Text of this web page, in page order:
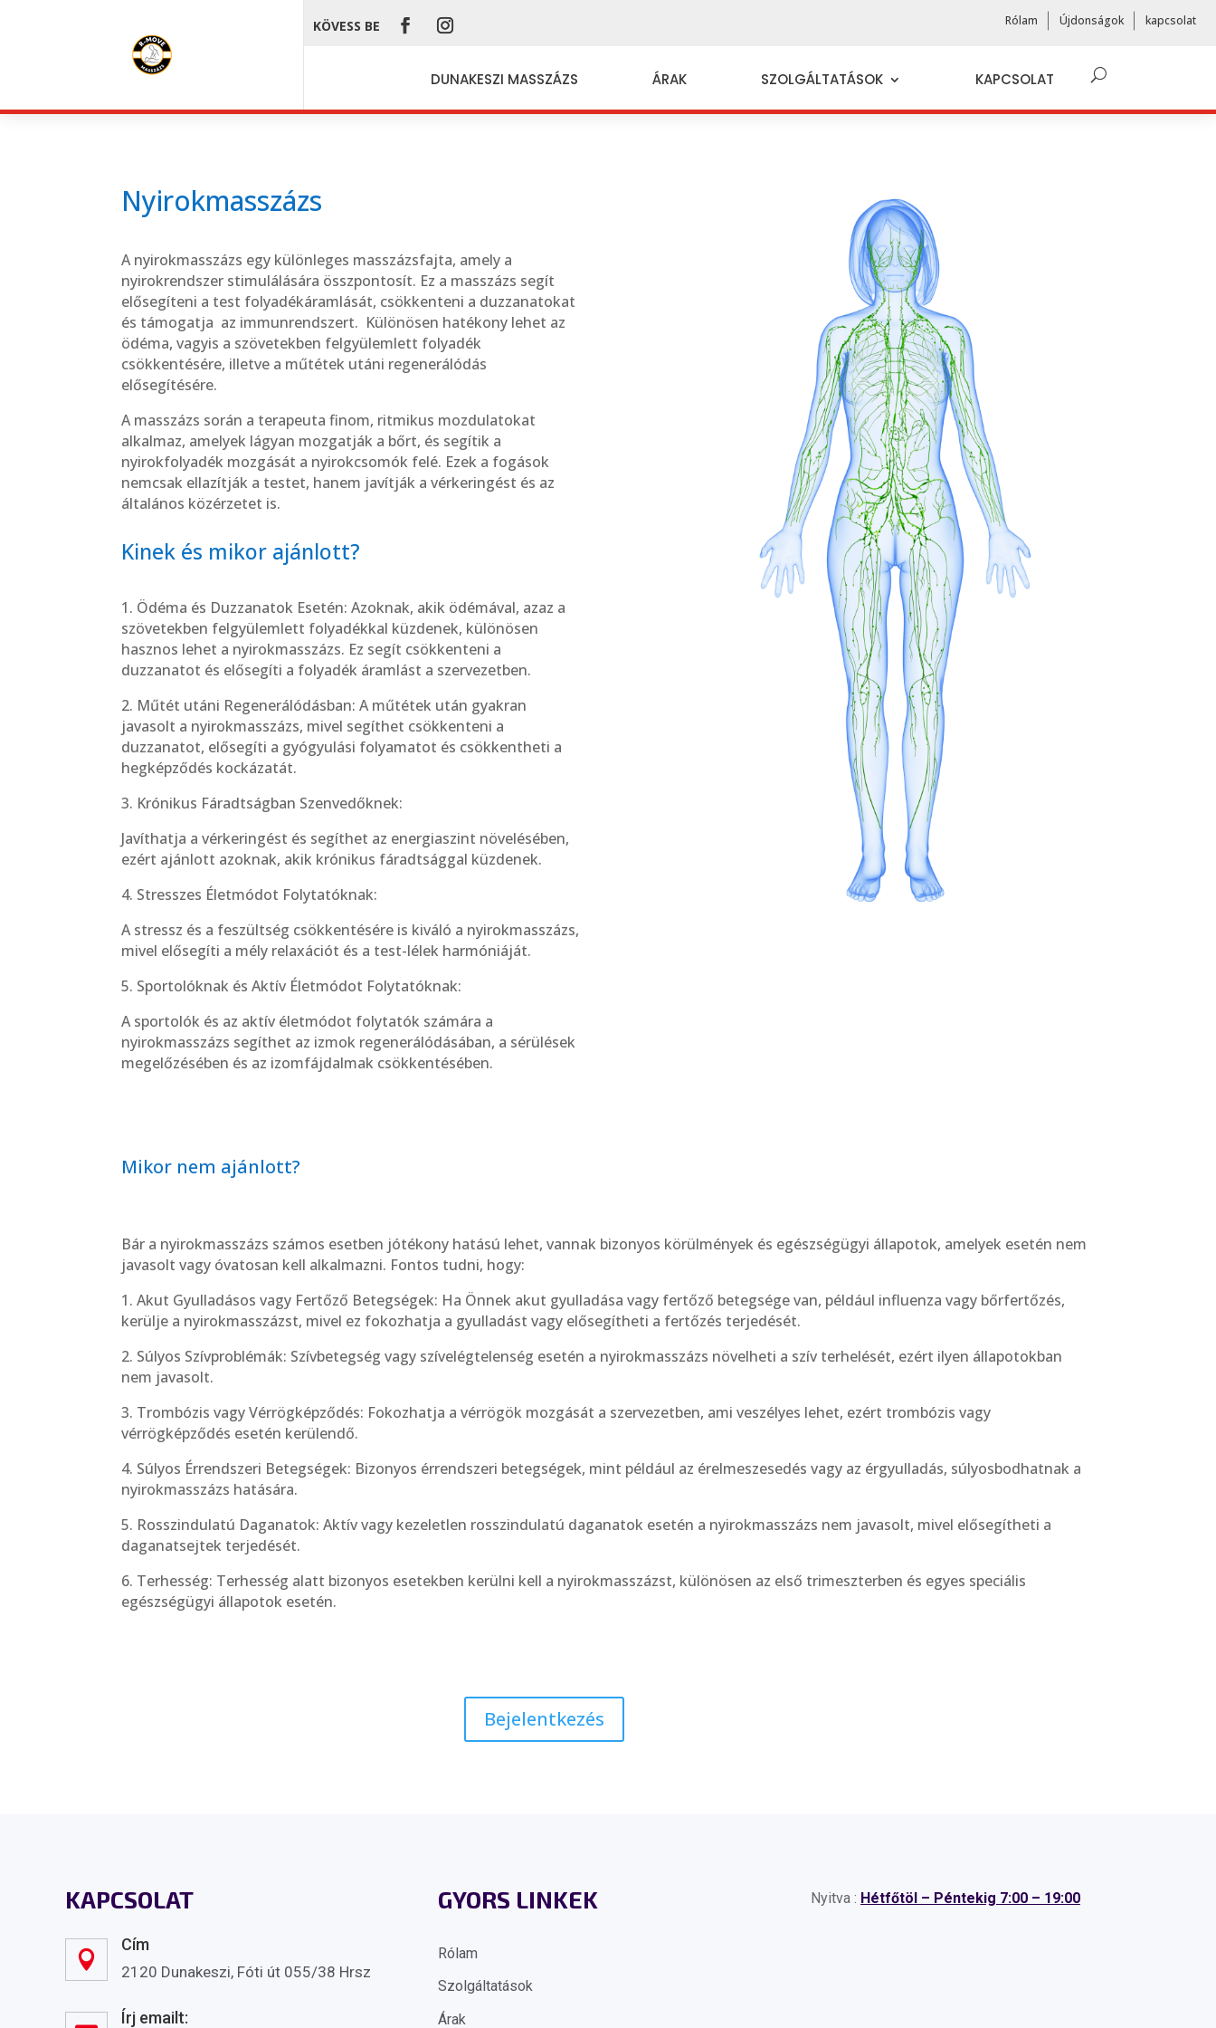
KÖVESS BE Rólam Újdonságok kapcsolat
DUNAKESZI MASSZÁZS ÁRAK SZOLGÁLTATÁSOK KAPCSOLAT
Nyirokmasszázs
A nyirokmasszázs egy különleges masszázsfajta, amely a
nyirokrendszer stimulálására összpontosít. Ez a masszázs segít
elősegíteni a test folyadékáramlását, csökkenteni a duzzanatokat
és támogatja az immunrendszert. Különösen hatékony lehet az
ödéma, vagyis a szövetekben felgyülemlett folyadék
csökkentésére, illetve a műtétek utáni regenerálódás
elősegítésére.
A masszázs során a terapeuta finom, ritmikus mozdulatokat
alkalmaz, amelyek lágyan mozgatják a bőrt, és segítik a
nyirokfolyadék mozgását a nyirokcsomók felé. Ezek a fogások
nemcsak ellazítják a testet, hanem javítják a vérkeringést és az
általános közérzetet is.
Kinek és mikor ajánlott?
1. Ödéma és Duzzanatok Esetén: Azoknak, akik ödémával, azaz a
szövetekben felgyülemlett folyadékkal küzdenek, különösen
hasznos lehet a nyirokmasszázs. Ez segít csökkenteni a
duzzanatot és elősegíti a folyadék áramlást a szervezetben.
2. Műtét utáni Regenerálódásban: A műtétek után gyakran
javasolt a nyirokmasszázs, mivel segíthet csökkenteni a
duzzanatot, elősegíti a gyógyulási folyamatot és csökkentheti a
hegképződés kockázatát.
3. Krónikus Fáradtságban Szenvedőknek:
Javíthatja a vérkeringést és segíthet az energiaszint növelésében,
ezért ajánlott azoknak, akik krónikus fáradtsággal küzdenek.
4. Stresszes Életmódot Folytatóknak:
A stressz és a feszültség csökkentésére is kiváló a nyirokmasszázs,
mivel elősegíti a mély relaxációt és a test-lélek harmóniáját.
5. Sportolóknak és Aktív Életmódot Folytatóknak:
A sportolók és az aktív életmódot folytatók számára a
nyirokmasszázs segíthet az izmok regenerálódásában, a sérülések
megelőzésében és az izomfájdalmak csökkentésében.
Mikor nem ajánlott?
Bár a nyirokmasszázs számos esetben jótékony hatású lehet, vannak bizonyos körülmények és egészségügyi állapotok, amelyek esetén nem
javasolt vagy óvatosan kell alkalmazni. Fontos tudni, hogy:
1. Akut Gyulladásos vagy Fertőző Betegségek: Ha Önnek akut gyulladása vagy fertőző betegsége van, például influenza vagy bőrfertőzés,
kerülje a nyirokmasszázst, mivel ez fokozhatja a gyulladást vagy elősegítheti a fertőzés terjedését.
2. Súlyos Szívproblémák: Szívbetegség vagy szívelégtelenség esetén a nyirokmasszázs növelheti a szív terhelését, ezért ilyen állapotokban
nem javasolt.
3. Trombózis vagy Vérrögképződés: Fokozhatja a vérrögök mozgását a szervezetben, ami veszélyes lehet, ezért trombózis vagy
vérrögképződés esetén kerülendő.
4. Súlyos Érrendszeri Betegségek: Bizonyos érrendszeri betegségek, mint például az érelmeszesedés vagy az érgyulladás, súlyosbodhatnak a
nyirokmasszázs hatására.
5. Rosszindulatú Daganatok: Aktív vagy kezeletlen rosszindulatú daganatok esetén a nyirokmasszázs nem javasolt, mivel elősegítheti a
daganatsejtek terjedését.
6. Terhesség: Terhesség alatt bizonyos esetekben kerülni kell a nyirokmasszázst, különösen az első trimeszterben és egyes speciális
egészségügyi állapotok esetén.
Bejelentkezés
KAPCSOLAT

Cím
2120 Dunakeszi, Fóti út 055/38 Hrsz
Írj emailt:
GYORS LINKEK
Rólam
Szolgáltatások
Árak
Nyitva : Hétfőtöl – Péntekig 7:00 – 19:00